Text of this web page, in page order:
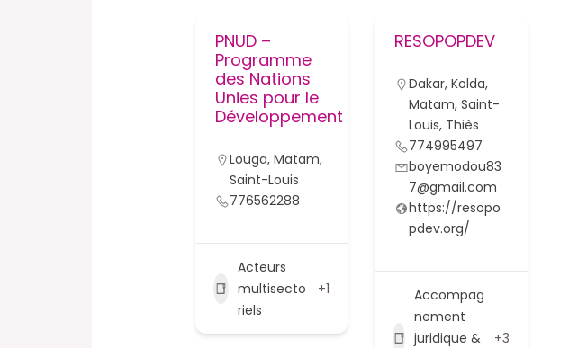
PNUD –
Programme
des Nations
Unies pour le
Développement
Louga,Matam,
Saint-Louis
776562288
Acteurs
multisecto
riels
+1
RESOPOPDEV
Dakar,Kolda,
Matam,Saint-
Louis, Thiès
774995497
boyemodou83
7@gmail.com
https://resopo
pdev.org/
Accompag
nement
juridique &
+3